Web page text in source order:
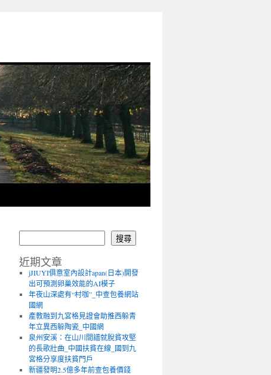
搜尋
近期文章
jJIUYI俱意室內設計apan(日本)開發
出可預測卵巢效能的AI模子
年夜山深處有“村咖”_中查包養網站
國網
產教融到九宮格見證會助推西躲青
年立異西躲陶瓷_中國網
泉州安溪：在山川間譜就脫貧攻堅
的長歌壯曲_中國扶貧在線_國到九
宮格分享度扶貧門戶
新疆發明2.5億多年前查包養價錢